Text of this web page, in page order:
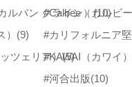
ルバン クライン）(10)
#Calbee（カルビー
(9) #カリフォルニア
ツェリア）(5)
#KAWAI（カワイ）
#河合出版(10)